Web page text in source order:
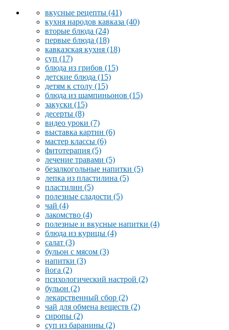
вкусные рецепты (41)
кухня народов кавказа (40)
вторые блюда (24)
первые блюда (18)
кавказская кухня (18)
суп (17)
блюда из грибов (15)
детские блюда (15)
детям к столу (15)
блюда из шампиньонов (15)
закуски (15)
десерты (8)
видео уроки (7)
выставка картин (6)
мастер классы (6)
фитотерапия (5)
лечение травами (5)
безалкогольные напитки (5)
лепка из пластилина (5)
пластилин (5)
полезные сладости (5)
чай (4)
лакомство (4)
полезные и вкусные напитки (4)
блюда из курицы (4)
салат (3)
бульон с мясом (3)
напитки (3)
йога (2)
психологический настрой (2)
бульон (2)
лекарственный сбор (2)
чай для обмена веществ (2)
сиропы (2)
суп из баранины (2)